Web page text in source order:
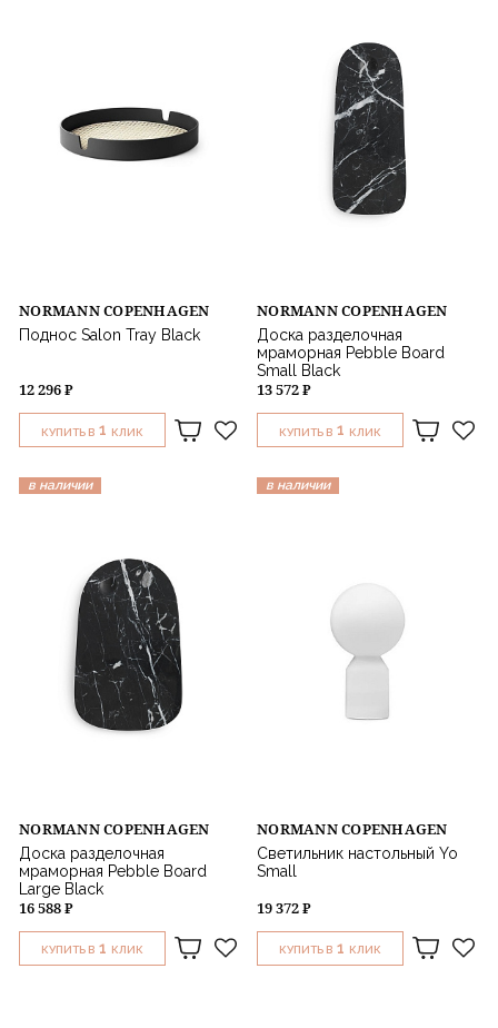
NORMANN COPENHAGEN
Поднос Salon Tray Black
12 296 ₽
КУПИТЬ В 1 КЛИК
NORMANN COPENHAGEN
Доска разделочная
мраморная Pebble Board
Small Black
13 572 ₽
КУПИТЬ В 1 КЛИК
в наличии
NORMANN COPENHAGEN
Доска разделочная
мраморная Pebble Board
Large Black
16 588 ₽
КУПИТЬ В 1 КЛИК
в наличии
NORMANN COPENHAGEN
Светильник настольный Yo
Small
19 372 ₽
КУПИТЬ В 1 КЛИК